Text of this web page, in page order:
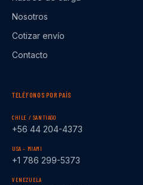
Nosotros
Cotizar envío
Contacto
TELÉFONOS POR PAÍS
CHILE / SANTIAGO
+56 44 204-4373
USA – MIAMI
+1 786 299-5373
VENEZUELA